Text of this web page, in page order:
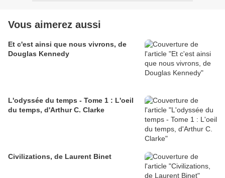
Vous aimerez aussi
Et c'est ainsi que nous vivrons, de
Douglas Kennedy
L'odyssée du temps - Tome 1 : L'oeil
du temps, d'Arthur C. Clarke
Civilizations, de Laurent Binet